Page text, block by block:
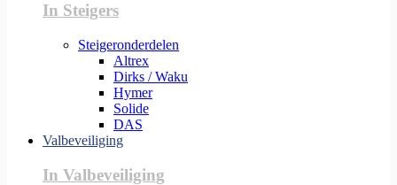
In Steigers
Steigeronderdelen
Altrex
Dirks / Waku
Hymer
Solide
DAS
Valbeveiliging
In Valbeveiliging